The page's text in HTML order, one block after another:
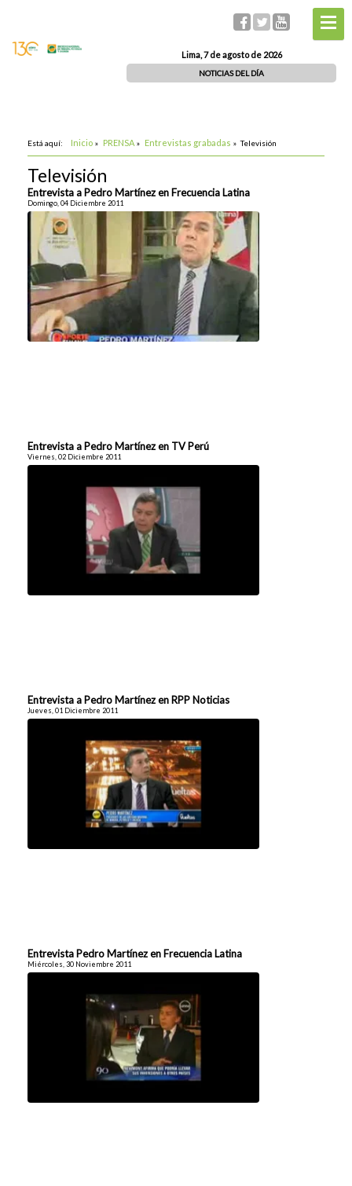
Lima, 7 de agosto de 2026
NOTICIAS DEL DÍA
Está aquí: Inicio » PRENSA » Entrevistas grabadas » Televisión
Televisión
Entrevista a Pedro Martínez en Frecuencia Latina
Domingo, 04 Diciembre 2011
Entrevista a Pedro Martínez en TV Perú
Viernes, 02 Diciembre 2011
Entrevista a Pedro Martínez en RPP Noticias
Jueves, 01 Diciembre 2011
Entrevista Pedro Martínez en Frecuencia Latina
Miércoles, 30 Noviembre 2011